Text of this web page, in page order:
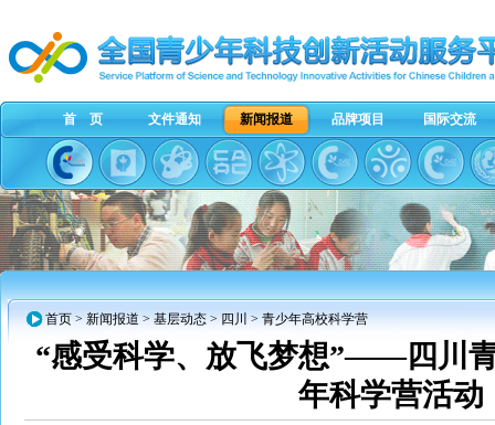
首 页 文件通知 新闻报道 品牌项目 国际交流
首页 > 新闻报道 > 基层动态 > 四川 > 青少年高校科学营
“感受科学、放飞梦想”——四川
年科学营活动